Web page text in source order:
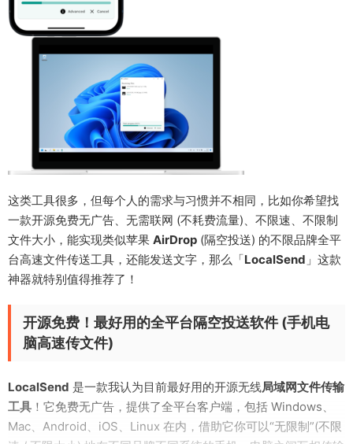
这类工具很多，但每个人的需求与习惯并不相同，比如你希望找
一款开源免费无广告、无需联网 (不耗费流量)、不限速、不限制
文件大小，能实现类似苹果 AirDrop (隔空投送) 的不限品牌全平
台高速文件传送工具，还能发送文字，那么「LocalSend 」这款
神器就特别值得推荐了！
开源免费！最好用的全平台隔空投送软件 (手机电
脑高速传文件)
LocalSend 是一款我认为目前最好用的开源无线局域网文件传输
工具 ！它免费无广告，提供了全平台客户端，包括 Windows、
Mac、Android、iOS、Linux 在内，借助它你可以“无限制”(不限